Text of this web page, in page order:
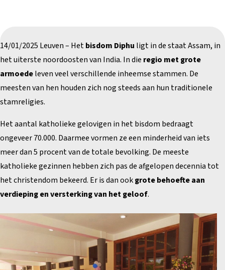
14/01/2025 Leuven – Hetbisdom Diphu ligt in de staat Assam, in
het uiterste noordoosten van India. In die regio met grote
armoedeleven veel verschillende inheemse stammen. De
meesten van hen houden zich nog steeds aan hun traditionele
stamreligies.
Het aantal katholieke gelovigen in het bisdom bedraagt
ongeveer 70.000. Daarmee vormen ze een minderheid van iets
meer dan 5 procent van de totale bevolking. De meeste
katholieke gezinnen hebben zich pas de afgelopen decennia tot
het christendom bekeerd. Er is dan ookgrote behoefte aan
verdieping en versterking van het geloof.